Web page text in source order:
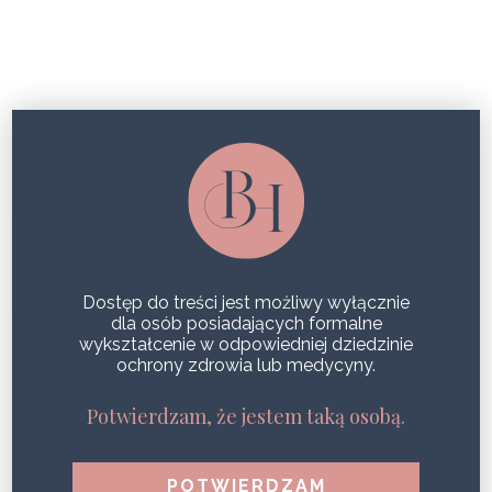
ZAFFIROLIFT
NATURALNA REGENERACJA W
ODPOWIEDZI NA UTRATĘ GĘSTOŚCI
SKÓRĘ TWARZY I PRZYWRACA JEJ
SPRĘŻYSTOŚĆ
SHARE
NOWA GŁOWICA „BODY” –
REDUKCJA WIOTKOŚCI SKÓRY
CIAŁA Z URZĄDZENIEM
Dostęp do treści jest możliwy wyłącznie
dla osób posiadających formalne
wykształcenie w odpowiedniej dziedzinie
ochrony zdrowia lub medycyny.
Potwierdzam, że jestem taką osobą.